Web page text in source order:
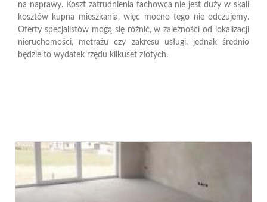
na naprawy. Koszt zatrudnienia fachowca nie jest duży w skali
kosztów kupna mieszkania, więc mocno tego nie odczujemy.
Oferty specjalistów mogą się różnić, w zależności od lokalizacji
nieruchomości, metrażu czy zakresu usługi, jednak średnio
będzie to wydatek rzędu kilkuset złotych.